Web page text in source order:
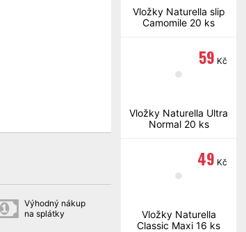
Výhodný nákup
na splátky
Vložky Naturella slip
Camomile 20 ks
59 Kč
Vložky Naturella Ultra
Normal 20 ks
49 Kč
Vložky Naturella
Classic Maxi 16 ks